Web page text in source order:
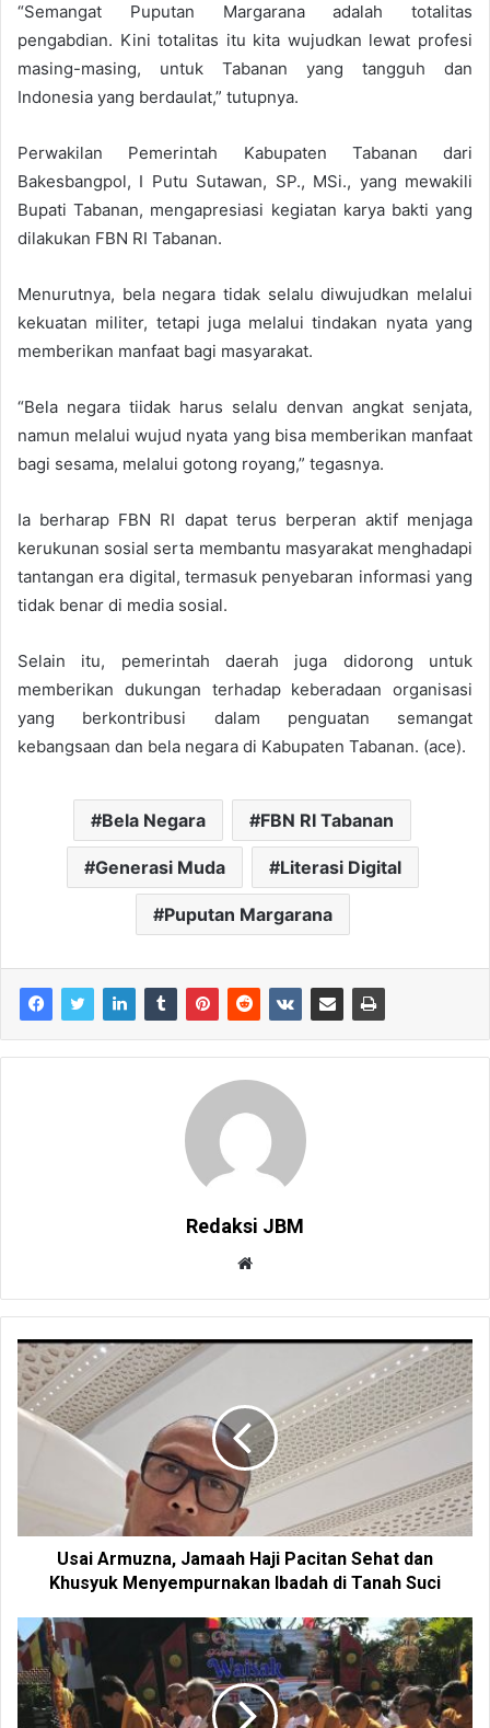
“Semangat Puputan Margarana adalah totalitas
pengabdian. Kini totalitas itu kita wujudkan lewat profesi
masing-masing, untuk Tabanan yang tangguh dan
Indonesia yang berdaulat,” tutupnya.
Perwakilan Pemerintah Kabupaten Tabanan dari
Bakesbangpol, I Putu Sutawan, SP., MSi., yang mewakili
Bupati Tabanan, mengapresiasi kegiatan karya bakti yang
dilakukan FBN RI Tabanan.
Menurutnya, bela negara tidak selalu diwujudkan melalui
kekuatan militer, tetapi juga melalui tindakan nyata yang
memberikan manfaat bagi masyarakat.
“Bela negara tiidak harus selalu denvan angkat senjata,
namun melalui wujud nyata yang bisa memberikan manfaat
bagi sesama, melalui gotong royang,” tegasnya.
Ia berharap FBN RI dapat terus berperan aktif menjaga
kerukunan sosial serta membantu masyarakat menghadapi
tantangan era digital, termasuk penyebaran informasi yang
tidak benar di media sosial.
Selain itu, pemerintah daerah juga didorong untuk
memberikan dukungan terhadap keberadaan organisasi
yang berkontribusi dalam penguatan semangat
kebangsaan dan bela negara di Kabupaten Tabanan. (ace).
Bela Negara FBN RI Tabanan
Generasi Muda Literasi Digital
Puputan Margarana
Redaksi JBM
b
s
e
Usai Armuzna, Jamaah Haji Pacitan Sehat dan
Khusyuk Menyempurnakan Ibadah di Tanah Suci